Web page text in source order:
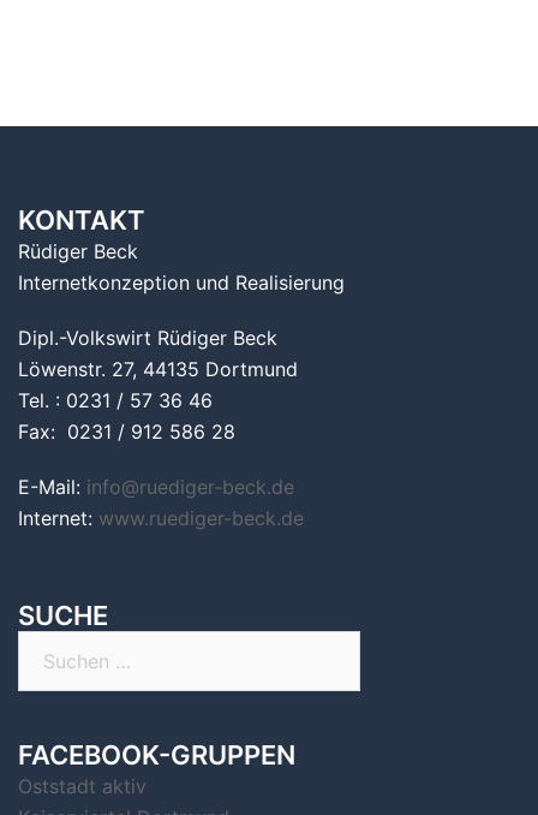
KONTAKT
Rüdiger Beck
Internetkonzeption und Realisierung
Dipl.-Volkswirt Rüdiger Beck
Löwenstr. 27, 44135 Dortmund
Tel. : 0231 / 57 36 46
Fax: 0231 / 912 586 28
E-Mail: info@ruediger-beck.de
Internet: www.ruediger-beck.de
SUCHE
FACEBOOK-GRUPPEN
Oststadt aktiv